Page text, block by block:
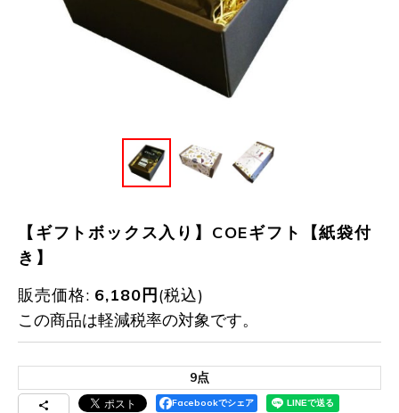
【ギフトボックス入り】COEギフト【紙袋付
き】
販売価格: 6,180円(税込)
この商品は軽減税率の対象です。
9点
Facebookでシェア